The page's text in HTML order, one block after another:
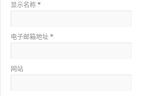
显示名称*
电子邮箱地址*
网站